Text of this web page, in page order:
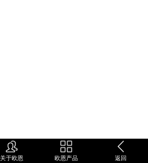
关于欧恩 欧恩产品 返回